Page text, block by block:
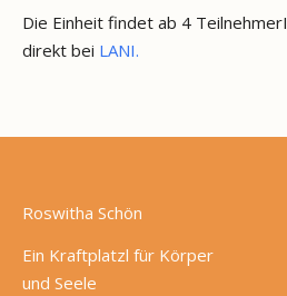
Die Einheit findet ab 4
direkt bei LANI.
Roswitha Schön
Ein Kraftplatzl für Körper
und Seele